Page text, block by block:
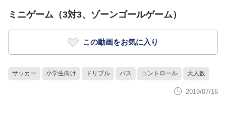
ミニゲーム（3対3、ゾーンゴールゲーム）
この動画をお気に入り
サッカー 小学生向け ドリブル パス コントロール 大人数
2019/07/16